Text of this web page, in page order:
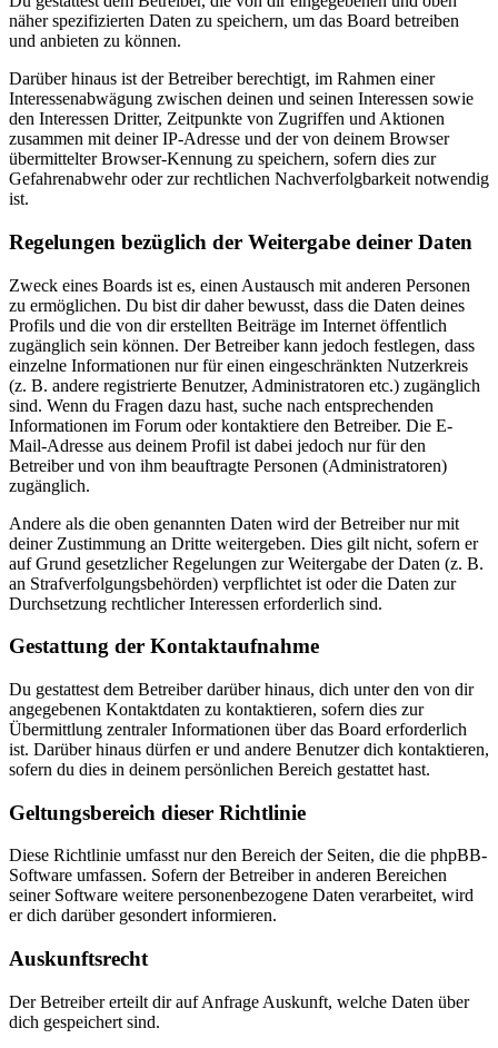
näher spezifizierten Daten zu speichern, um das Board betreiben
und anbieten zu können.
Darüber hinaus ist der Betreiber berechtigt, im Rahmen einer
Interessenabwägung zwischen deinen und seinen Interessen sowie
den Interessen Dritter, Zeitpunkte von Zugriffen und Aktionen
zusammen mit deiner IP-Adresse und der von deinem Browser
übermittelter Browser-Kennung zu speichern, sofern dies zur
Gefahrenabwehr oder zur rechtlichen Nachverfolgbarkeit notwendig
ist.
Regelungen bezüglich der Weitergabe deiner Daten
Zweck eines Boards ist es, einen Austausch mit anderen Personen
zu ermöglichen. Du bist dir daher bewusst, dass die Daten deines
Profils und die von dir erstellten Beiträge im Internet öffentlich
zugänglich sein können. Der Betreiber kann jedoch festlegen, dass
einzelne Informationen nur für einen eingeschränkten Nutzerkreis
(z. B. andere registrierte Benutzer, Administratoren etc.) zugänglich
sind. Wenn du Fragen dazu hast, suche nach entsprechenden
Informationen im Forum oder kontaktiere den Betreiber. Die E-
Mail-Adresse aus deinem Profil ist dabei jedoch nur für den
Betreiber und von ihm beauftragte Personen (Administratoren)
zugänglich.
Andere als die oben genannten Daten wird der Betreiber nur mit
deiner Zustimmung an Dritte weitergeben. Dies gilt nicht, sofern er
auf Grund gesetzlicher Regelungen zur Weitergabe der Daten (z. B.
an Strafverfolgungsbehörden) verpflichtet ist oder die Daten zur
Durchsetzung rechtlicher Interessen erforderlich sind.
Gestattung der Kontaktaufnahme
Du gestattest dem Betreiber darüber hinaus, dich unter den von dir
angegebenen Kontaktdaten zu kontaktieren, sofern dies zur
Übermittlung zentraler Informationen über das Board erforderlich
ist. Darüber hinaus dürfen er und andere Benutzer dich kontaktieren,
sofern du dies in deinem persönlichen Bereich gestattet hast.
Geltungsbereich dieser Richtlinie
Diese Richtlinie umfasst nur den Bereich der Seiten, die die phpBB-
Software umfassen. Sofern der Betreiber in anderen Bereichen
seiner Software weitere personenbezogene Daten verarbeitet, wird
er dich darüber gesondert informieren.
Auskunftsrecht
Der Betreiber erteilt dir auf Anfrage Auskunft, welche Daten über
dich gespeichert sind.